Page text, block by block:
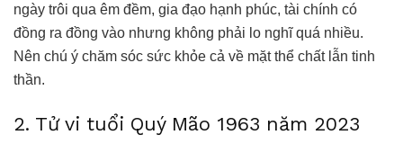
ngày trôi qua êm đềm, gia đạo hạnh phúc, tài chính có
đồng ra đồng vào nhưng không phải lo nghĩ quá nhiều.
Nên chú ý chăm sóc sức khỏe cả về mặt thể chất lẫn tinh
thần.
2. Tử vi tuổi Quý Mão 1963 năm 2023